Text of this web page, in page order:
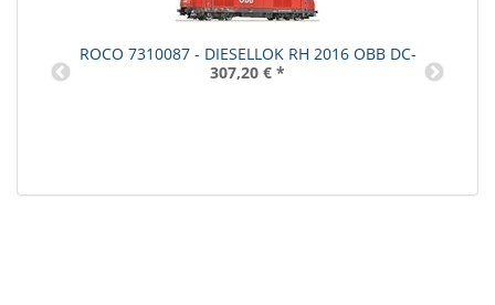
ROCO 7310087 - DIESELLOK RH 2016 OBB DC-
307,20 € *